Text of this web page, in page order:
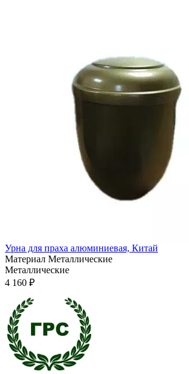
Урна для праха алюминиевая, Китай
Материал Металлические
Металлические
4 160 ₽